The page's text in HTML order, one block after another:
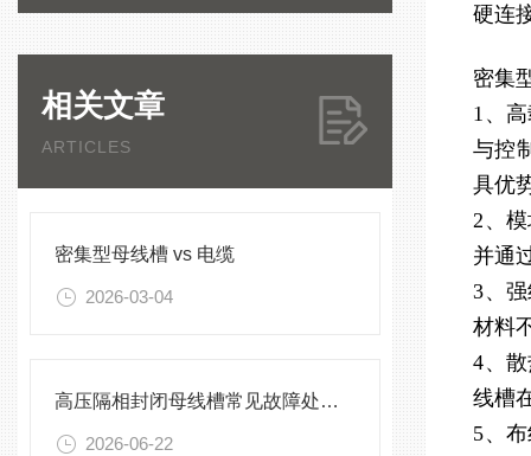
相关文章
ARTICLES
密集型母线槽 vs 电缆
2026-03-04
高压隔相封闭母线槽常见故障处理方案
2026-06-22
硬连
密集
1、
与控
具优
2、
并通
3、
材料
4、
线槽
5、